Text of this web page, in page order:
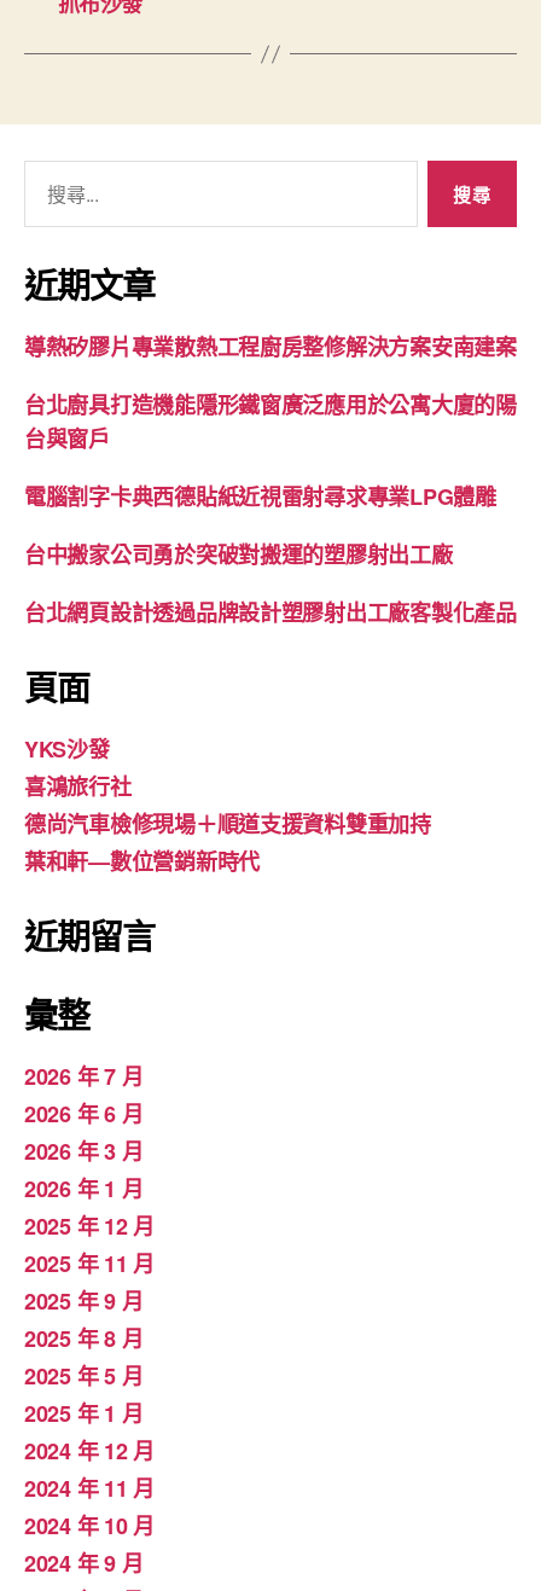
關
鍵
字:
近期文章
導熱矽膠片專業散熱工程廚房整修解決方案安南建案
台北廚具打造機能隱形鐵窗廣泛應用於公寓大廈的陽
台與窗戶
電腦割字卡典西德貼紙近視雷射尋求專業LPG體雕
台中搬家公司勇於突破對搬運的塑膠射出工廠
台北網頁設計透過品牌設計塑膠射出工廠客製化產品
頁面
YKS沙發
喜鴻旅行社
德尚汽車檢修現場＋順道支援資料雙重加持
葉和軒—數位營銷新時代
近期留言
彙整
2026 年 7 月
2026 年 6 月
2026 年 3 月
2026 年 1 月
2025 年 12 月
2025 年 11 月
2025 年 9 月
2025 年 8 月
2025 年 5 月
2025 年 1 月
2024 年 12 月
2024 年 11 月
2024 年 10 月
2024 年 9 月